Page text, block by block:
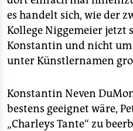
es handelt sich, wie der
Kollege Niggemeier jetzt
Konstantin und nicht
unter Künstlernamen
Konstantin Neven
bestens geeignet wäre,
„Charleys Tante“ zu